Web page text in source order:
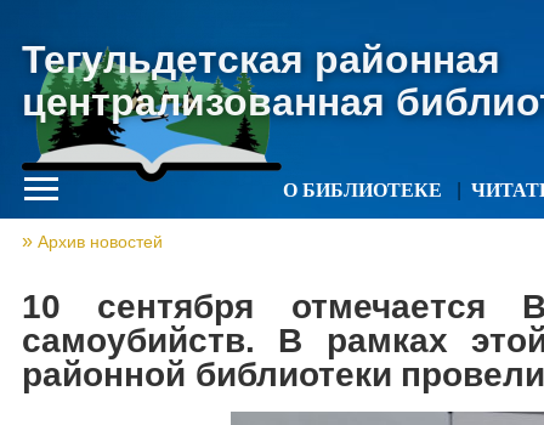
Тегульдетская районная
централизованная
О БИБЛИОТЕКЕ
Архив новостей
10 сентября отмечается
самоубийств. В рамках
районной библиотеки